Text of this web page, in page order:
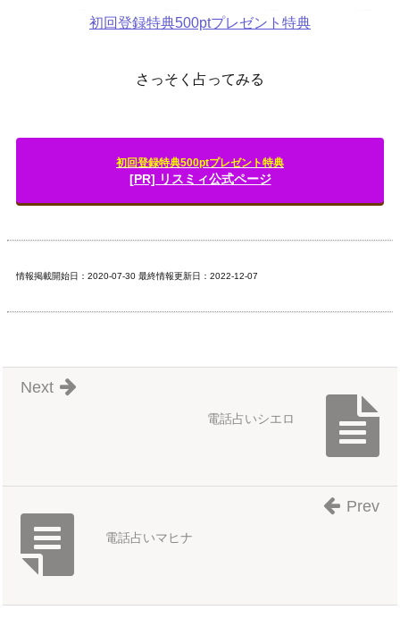
初回登録特典500ptプレゼント特典
さっそく占ってみる
初回登録特典500ptプレゼント特典
[PR] リスミィ公式ページ
情報掲載開始日：2020-07-30 最終情報更新日：2022-12-07
電話占いシエロ
Next
電話占いマヒナ
Prev